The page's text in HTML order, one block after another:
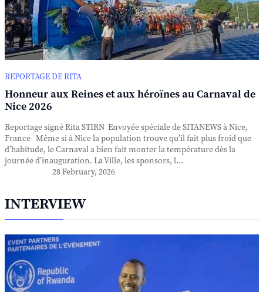
REPORTAGE DE RITA
Honneur aux Reines et aux héroïnes au Carnaval de
Nice 2026
Reportage signé Rita STIRN Envoyée spéciale de SITANEWS à Nice,
France Même si à Nice la population trouve qu’il fait plus froid que
d’habitude, le Carnaval a bien fait monter la température dès la
journée d’inauguration. La Ville, les sponsors, l...
28 February, 2026
INTERVIEW